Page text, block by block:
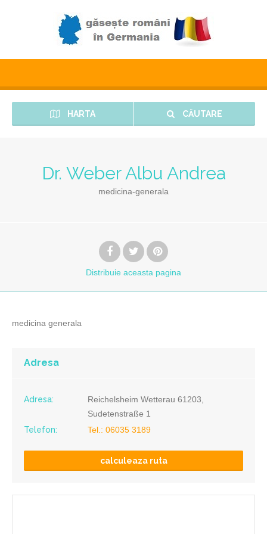
HARTA CĂUTARE
Dr. Weber Albu Andrea
medicina-generala
Distribuie aceasta pagina
medicina generala
Adresa
Adresa:
Reichelsheim Wetterau 61203,
Sudetenstraße 1
Telefon:
Tel.: 06035 3189
calculeaza ruta